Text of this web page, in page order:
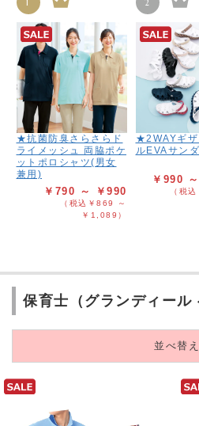
1
★抗菌防臭さらさらド
ライメッシュ 両脇ポケ
ットポロシャツ(男女
兼用)
￥790 ～ ￥990
（税込￥869 ～
￥1,089）
2
★2WAYギザ
ルEVAサン
￥990
（税
保育士（グランディール
並べ替え